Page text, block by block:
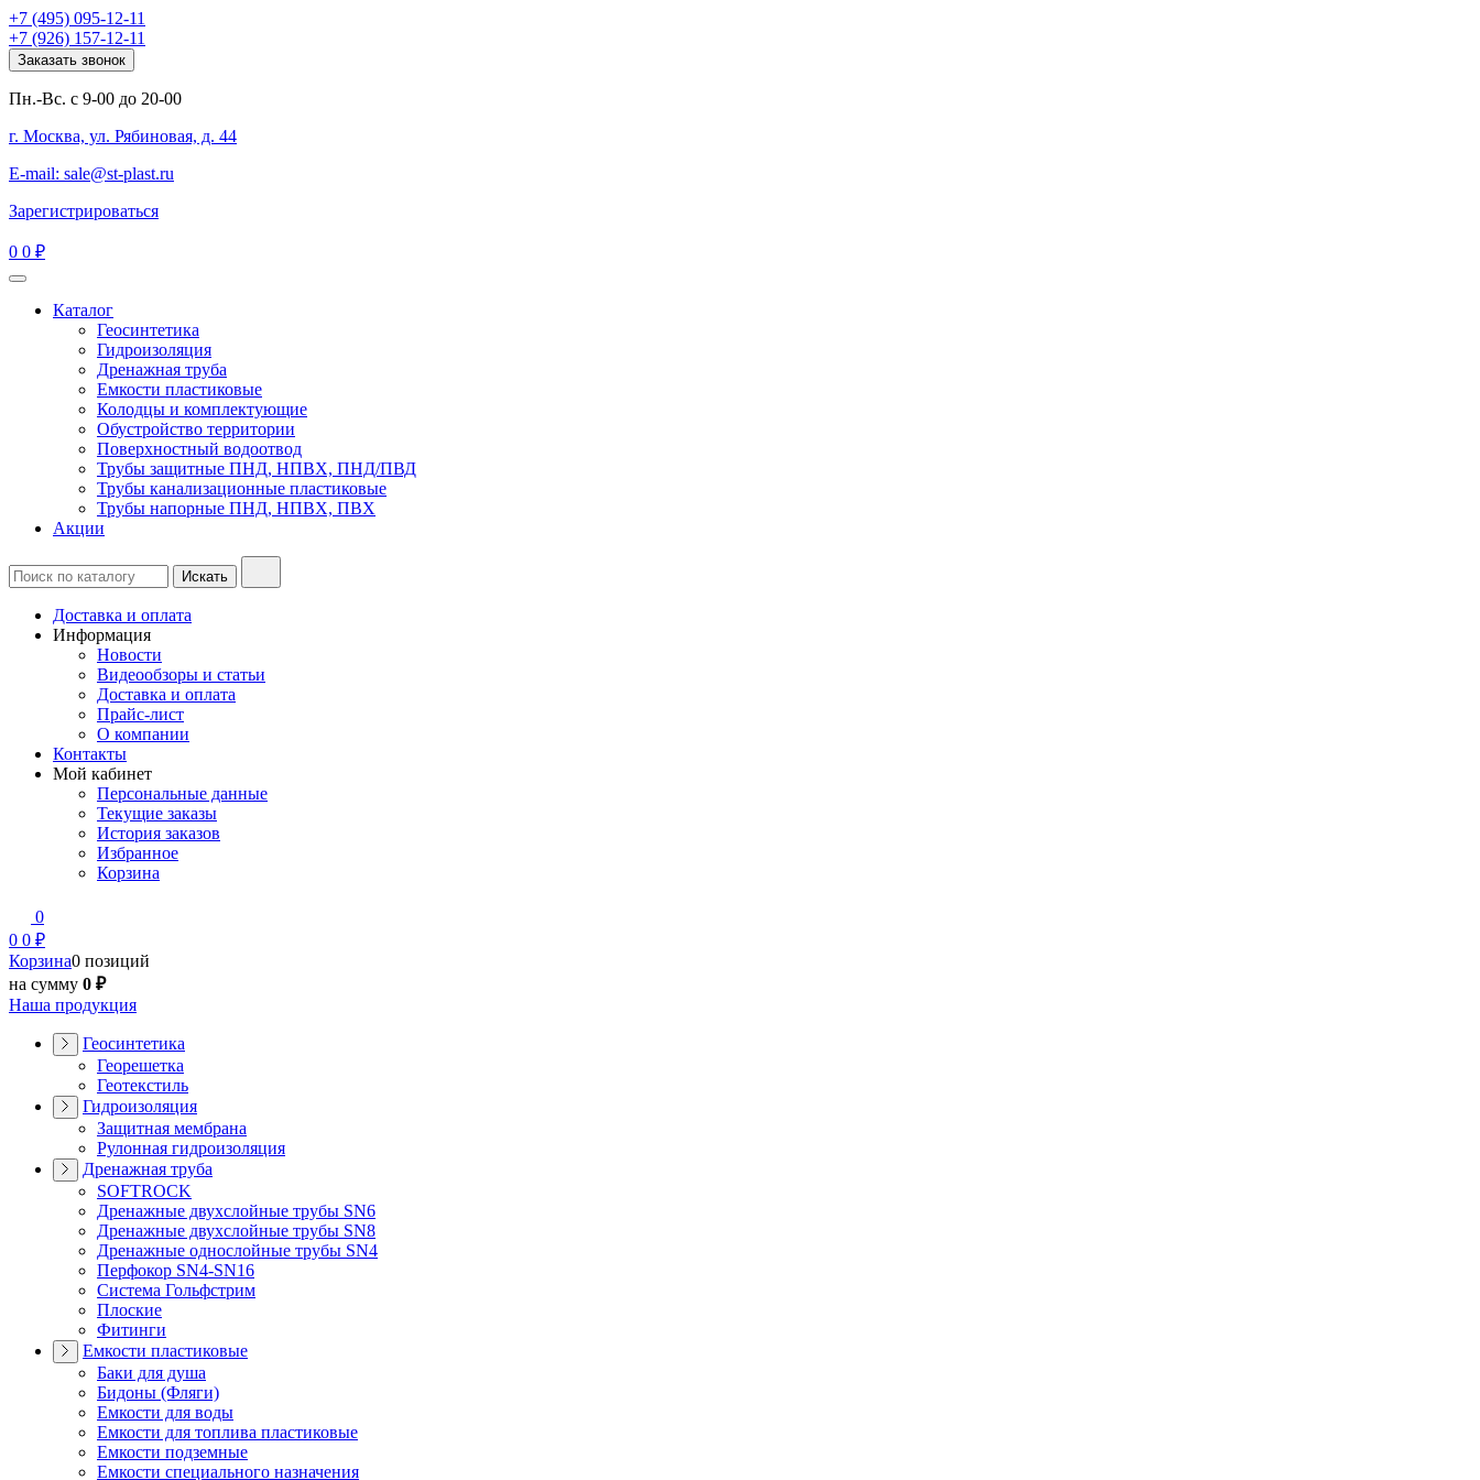
+7 (495) 095-12-11
+7 (926) 157-12-11
Заказать звонок
Пн.-Вс. с 9-00 до 20-00
г. Москва, ул. Рябиновая, д. 44
E-mail: sale@st-plast.ru
Зарегистрироваться
0 0 ₽
Каталог
Геосинтетика
Гидроизоляция
Дренажная труба
Емкости пластиковые
Колодцы и комплектующие
Обустройство территории
Поверхностный водоотвод
Трубы защитные ПНД, НПВХ, ПНД/ПВД
Трубы канализационные пластиковые
Трубы напорные ПНД, НПВХ, ПВХ
Акции
Доставка и оплата
Информация
Новости
Видеообзоры и статьи
Доставка и оплата
Прайс-лист
О компании
Контакты
Мой кабинет
Персональные данные
Текущие заказы
История заказов
Избранное
Корзина
0
0 0 ₽
Корзина0 позиций
на сумму 0 ₽
Наша продукция
Геосинтетика
Георешетка
Геотекстиль
Гидроизоляция
Защитная мембрана
Рулонная гидроизоляция
Дренажная труба
SOFTROCK
Дренажные двухслойные трубы SN6
Дренажные двухслойные трубы SN8
Дренажные однослойные трубы SN4
Перфокор SN4-SN16
Система Гольфстрим
Плоские
Фитинги
Емкости пластиковые
Баки для душа
Бидоны (Фляги)
Емкости для воды
Емкости для топлива пластиковые
Емкости подземные
Емкости специального назначения